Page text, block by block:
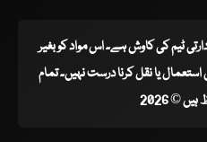
ٹیم کی کاوش ہے۔ اس مواد کو بغیر
یا نقل کرنا درست نہیں۔ تمام
© 2026